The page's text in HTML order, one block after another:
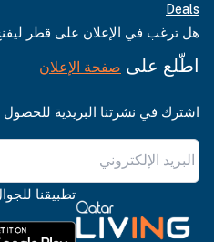
Deals
هل ترغب في الإعلان على قطر
اطّلع على صفحة الإعلان
اشترك في نشرتنا البريدية للحصول
تطبيقنا للجوال